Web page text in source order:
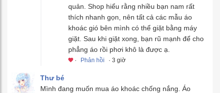
quản. Shop hiểu rằng nhiều bạn nam rất
thích nhanh gọn, nên tất cả các mẫu áo
khoác gió bên mình có thể giặt bằng máy
giặt. Sau khi giặt xong, bạn rũ mạnh để cho
phẳng áo rồi phơi khô là được ạ.
· Phản hồi · 3 giờ
Thư bé
Mình đang muốn mua áo khoác chống nắng. Áo